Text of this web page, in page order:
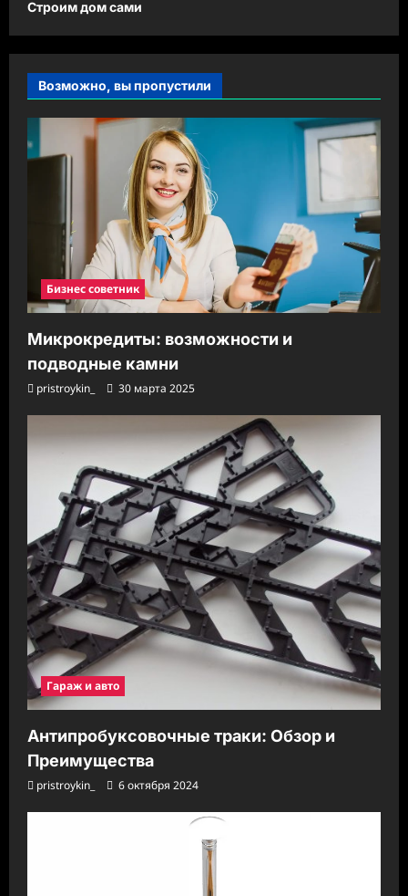
Строим дом сами
Возможно, вы пропустили
Бизнес советник
Микрокредиты: возможности и
подводные камни
pristroykin_ 30 марта 2025
Гараж и авто
Антипробуксовочные траки: Обзор и
Преимущества
pristroykin_ 6 октября 2024